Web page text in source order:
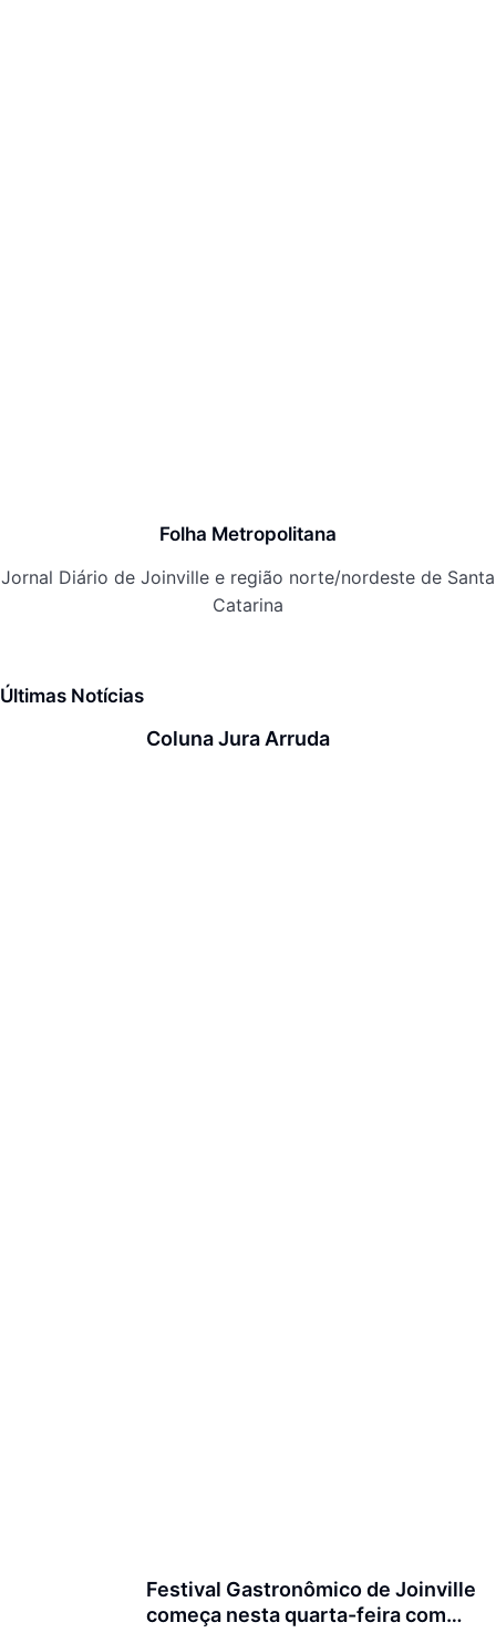
Folha Metropolitana
Jornal Diário de Joinville e região norte/nordeste de Santa
Catarina
Últimas Notícias
Coluna Jura Arruda
Festival Gastronômico de Joinville
começa nesta quarta-feira com